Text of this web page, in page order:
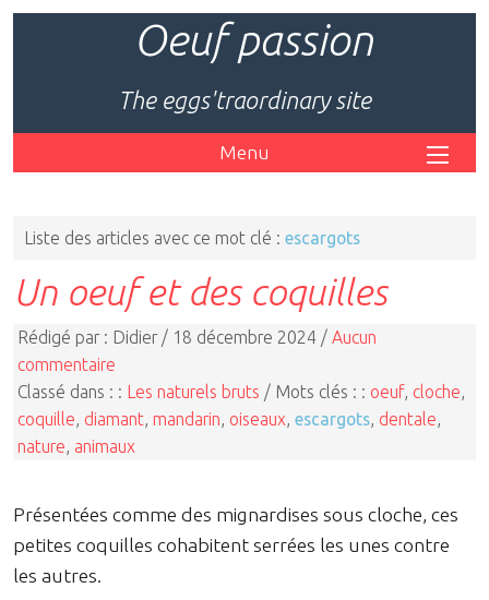
Oeuf passion
The eggs'traordinary site
Menu
Liste des articles avec ce mot clé : escargots
Un oeuf et des coquilles
Rédigé par : Didier / 18 décembre 2024 / Aucun
commentaire
Classé dans : : Les naturels bruts / Mots clés : : oeuf, cloche
coquille diamant mandarin oiseaux escargots dentale
nature animaux
Présentées comme des mignardises sous cloche, ces
petites coquilles cohabitent serrées les unes contre
les autres.